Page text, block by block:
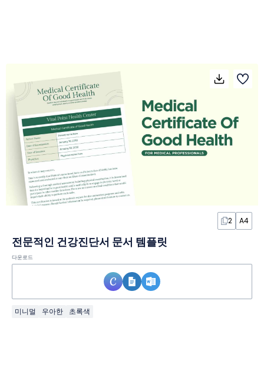
2 A4
전문적인 건강진단서 문서 템플릿
다운로드
미니멀 우아한 초록색